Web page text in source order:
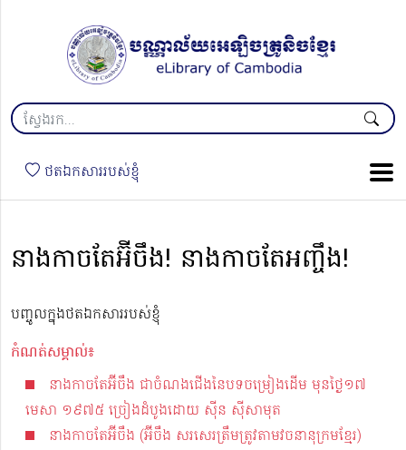
ថតឯកសាររបស់ខ្ញុំ
នាងកាចតែអ៊ីចឹង! នាងកាចតែអញ្ចឹង!
បញ្ចូលក្នុងថតឯកសាររបស់ខ្ញុំ
កំណត់សម្គាល់៖
នាងកាចតែអ៊ីចឹង ជាចំណងជើងនៃបទចម្រៀងដើម មុនថ្ងៃ១៧
មេសា ១៩៧៥ ច្រៀងដំបូងដោយ ស៊ីន ស៊ីសាមុត
នាងកាចតែអ៊ីចឹង (អ៊ីចឹង សរសេរត្រឹមត្រូវតាមវចនានុក្រមខ្មែរ)